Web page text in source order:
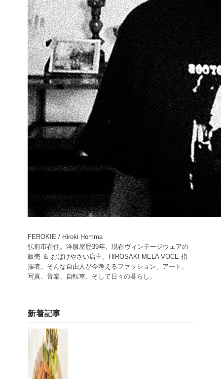
FEROKIE / Hiroki Homma
弘前市在住。洋服屋歴39年。現在ヴィンテージウェアの
販売 ＆ おばけやさい店主。HIROSAKI MELA VOCE 指
揮者。そんな自由人が今考えるファッション、アート、
写真、音楽、自転車、そして日々の暮らし。
新着記事